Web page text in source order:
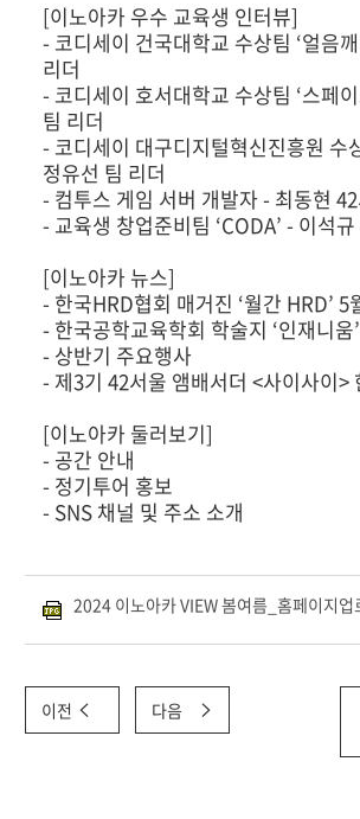
[이노아카 우수 교육생 인터뷰]
- 코디세이 건국대학교 수상팀 ‘얼음
리더
- 코디세이 호서대학교 수상팀 ‘스페
팀 리더
- 코디세이 대구디지털혁신진흥원 수
정유선 팀 리더
- 컴투스 게임 서버 개발자 - 최동현
- 교육생 창업준비팀 ‘CODA’ - 이석
[이노아카 뉴스]
- 한국HRD협회 매거진 ‘월간 HRD’ 5
- 한국공학교육학회 학술지 ‘인재니움
- 상반기 주요행사
- 제3기 42서울 앰배서더 <사이사이>
[이노아카 둘러보기]
- 공간 안내
- 정기투어 홍보
- SNS 채널 및 주소 소개
2024 이노아카 VIEW 봄여름_홈페이지
이전 다음